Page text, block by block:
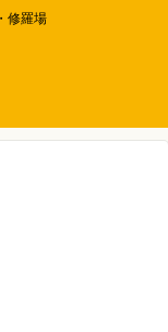
修羅場